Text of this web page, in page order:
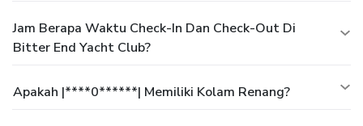
Jam Berapa Waktu Check-In Dan Check-Out Di
Bitter End Yacht Club?
Apakah |****0******| Memiliki Kolam Renang?